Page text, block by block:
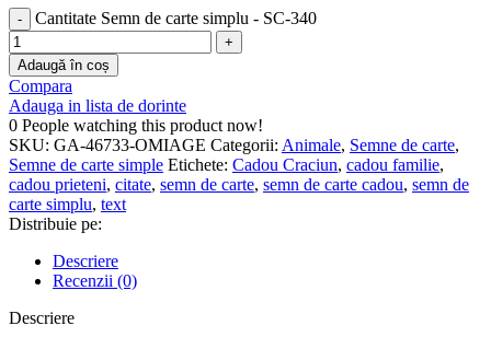
Cantitate Semn de carte simplu - SC-340
Adaugă în coș
Compara
Adauga in lista de dorinte
0 People watching this product now!
SKU: GA-46733-OMIAGE Categorii: Animale, Semne de carte,
Semne de carte simple Etichete: Cadou Craciun, cadou familie,
cadou prieteni, citate, semn de carte, semn de carte cadou, semn de
carte simplu, text
Distribuie pe:
Descriere
Recenzii (0)
Descriere